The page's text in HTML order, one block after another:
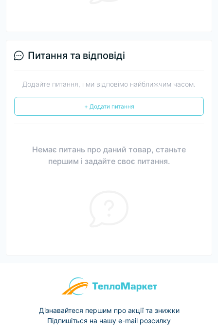
Питання та відповіді
Додайте питання, і ми відповімо найближчим часом.
+ Додати питання
Немає питань про даний товар, станьте
першим і задайте своє питання.
Дізнавайтеся першим про акції та знижки
Підпишіться на нашу e-mail розсилку